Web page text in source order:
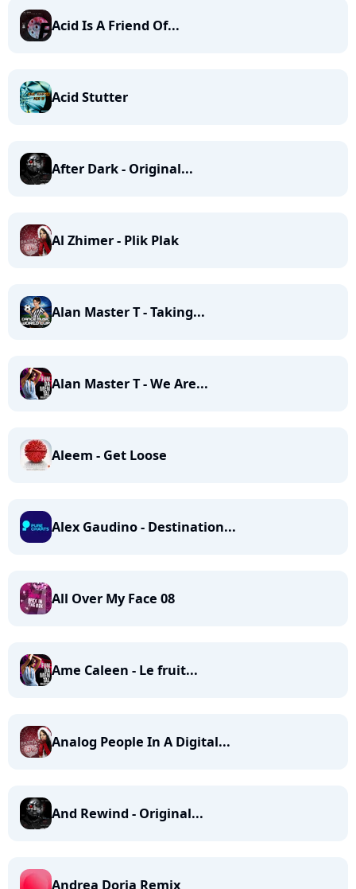
Acid Is A Friend Of...
Acid Stutter
After Dark - Original...
Al Zhimer - Plik Plak
Alan Master T - Taking...
Alan Master T - We Are...
Aleem - Get Loose
Alex Gaudino - Destination...
All Over My Face 08
Ame Caleen - Le fruit...
Analog People In A Digital...
And Rewind - Original...
Andrea Doria Remix